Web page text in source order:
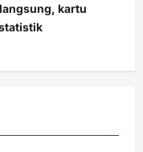
kartu